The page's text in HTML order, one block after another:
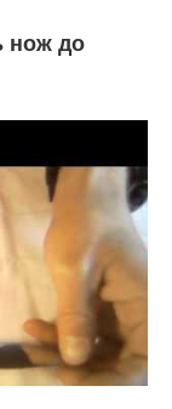
нож до